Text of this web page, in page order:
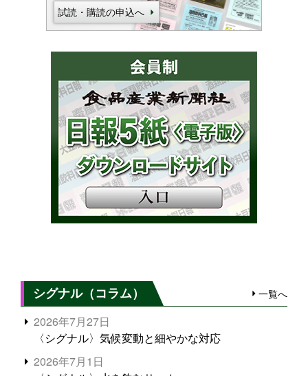
試読・購読の申込へ
シグナル（コラム） 一覧へ
2026年7月27日
〈シグナル〉気候変動と細やかな対応
2026年7月1日